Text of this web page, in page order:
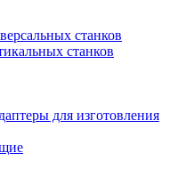
станков
станков
для изготовления